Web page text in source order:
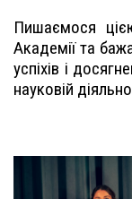
Пишаємося
Академії та
успіхів і
науковій